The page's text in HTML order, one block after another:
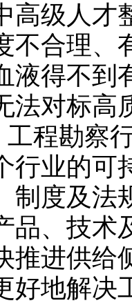
高级人才
不合理、
液得不到
法对标高
程勘察
行业的可
制度及法
品、技术
推进供给
好地解决